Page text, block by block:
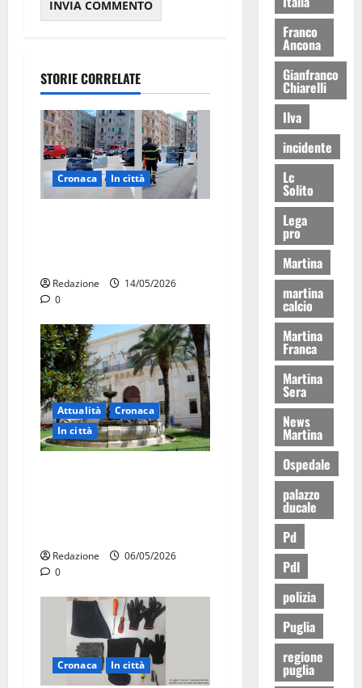
STORIE CORRELATE
Cronaca In città
Redazione
14/05/2026
0
Attualità
Cronaca
In città
Redazione
06/05/2026
0
Cronaca In città
Franco
Ancona
Gianfranco
Chiarelli
Ilva
incidente
Lc
Solito
Lega
pro
Martina
martina
calcio
Martina
Franca
Martina
Sera
News
Martina
Ospedale
palazzo
ducale
Pd
Pdl
polizia
Puglia
regione
puglia